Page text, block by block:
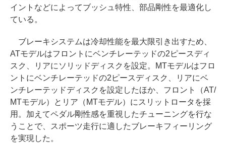
イントなどによってブッシュ特性、部品剛性を最適化し
ている。
ブレーキシステムは冷却性能を最大限引き出すため、
ATモデルはフロントにベンチレーテッドの2ピースディ
スク、リアにソリッドディスクを設定。MTモデルはフロ
ントにベンチレーテッドの2ピースディスク、リアにベ
ンチレーテッドディスクを設定したほか、フロント（AT/
MTモデル）とリア（MTモデル）にスリットロータを採
用。加えてペダル剛性感を重視したチューニングを行な
うことで、スポーツ走行に適したブレーキフィーリング
を実現した。